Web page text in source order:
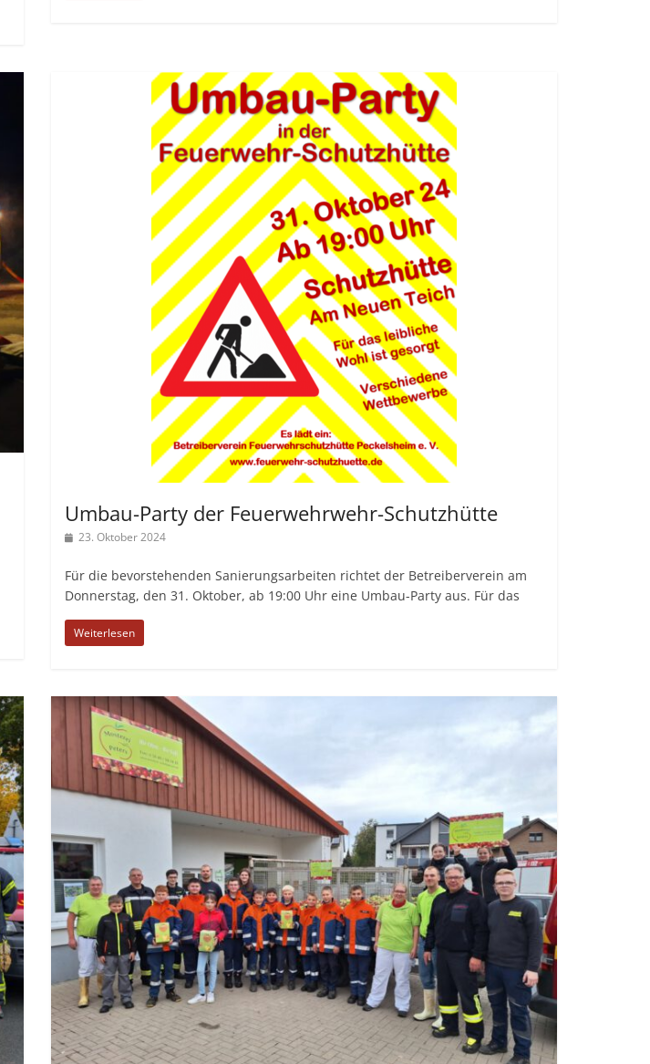
Umbau-Party der Feuerwehrwehr-Schutzhütte
23. Oktober 2024
Für die bevorstehenden Sanierungsarbeiten richtet der Betreiberverein am
Donnerstag, den 31. Oktober, ab 19:00 Uhr eine Umbau-Party aus. Für das
Weiterlesen